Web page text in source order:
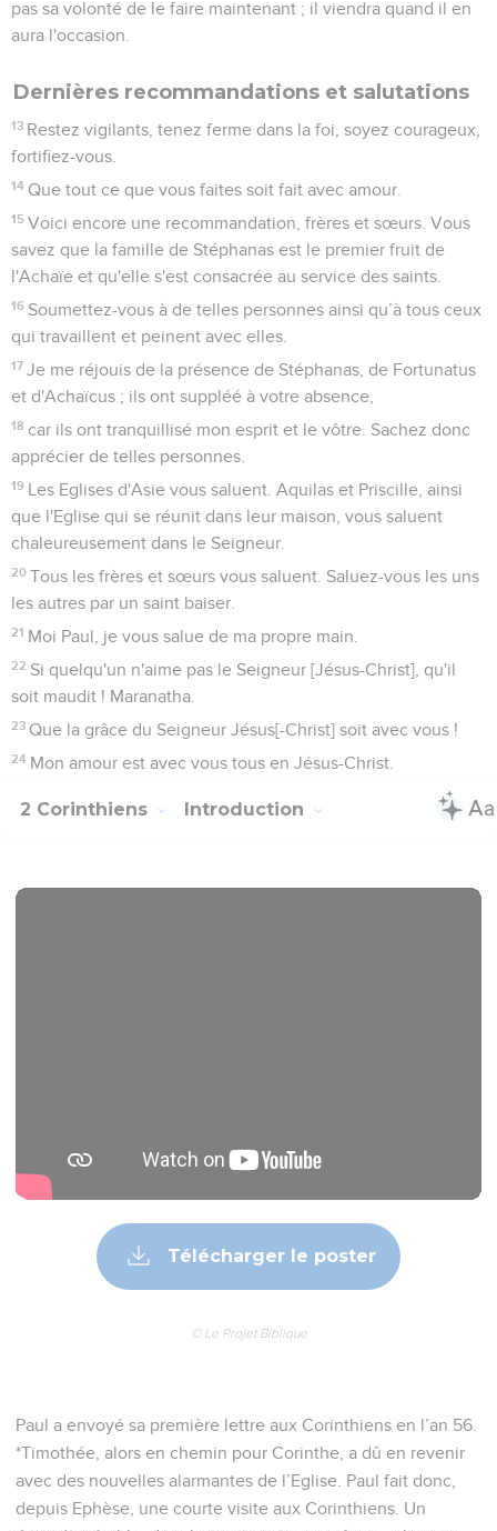
pas sa volonté de le faire maintenant ; il viendra quand il en
aura l'occasion.
Dernières recommandations et salutations
13 Restez vigilants, tenez ferme dans la foi, soyez courageux,
fortifiez-vous.
14 Que tout ce que vous faites soit fait avec amour.
15 Voici encore une recommandation, frères et sœurs. Vous
savez que la famille de Stéphanas est le premier fruit de
l'Achaïe et qu'elle s'est consacrée au service des saints.
16 Soumettez-vous à de telles personnes ainsi qu’à tous ceux
qui travaillent et peinent avec elles.
17 Je me réjouis de la présence de Stéphanas, de Fortunatus
et d'Achaïcus ; ils ont suppléé à votre absence,
18 car ils ont tranquillisé mon esprit et le vôtre. Sachez donc
apprécier de telles personnes.
19 Les Eglises d'Asie vous saluent. Aquilas et Priscille, ainsi
que l'Eglise qui se réunit dans leur maison, vous saluent
chaleureusement dans le Seigneur.
20 Tous les frères et sœurs vous saluent. Saluez-vous les uns
les autres par un saint baiser.
21 Moi Paul, je vous salue de ma propre main.
22 Si quelqu'un n'aime pas le Seigneur [Jésus-Christ], qu'il
soit maudit ! Maranatha.
23 Que la grâce du Seigneur Jésus[-Christ] soit avec vous !
24 Mon amour est avec vous tous en Jésus-Christ.
2 Corinthiens Introduction
Télécharger le poster
© Le Projet Biblique
Paul a envoyé sa première lettre aux Corinthiens en l’an 56.
*Timothée, alors en chemin pour Corinthe, a dû en revenir
avec des nouvelles alarmantes de l’Eglise. Paul fait donc,
depuis Ephèse, une courte visite aux Corinthiens. Un